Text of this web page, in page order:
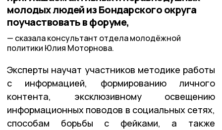
молодых людей из Бондарского округа
поучаствовать в форуме,
сказала консультант отдела молодёжной
политики Юлия Моторнова.
Эксперты научат участников методике работы
с информацией, формированию личного
контента, эксклюзивному освещению
информационных поводов в социальных сетях,
способам борьбы с фейками, а также